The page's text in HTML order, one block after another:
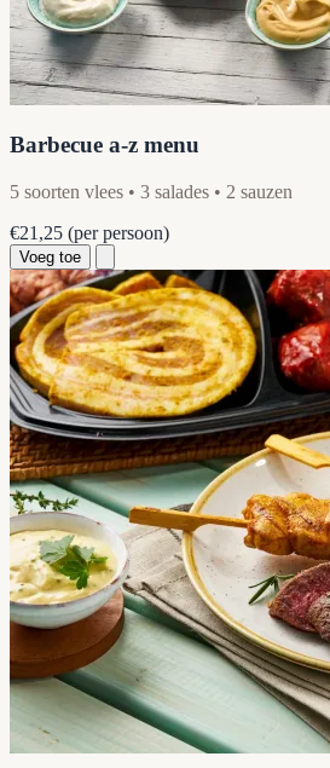
Barbecue a-z menu
5 soorten vlees • 3 salades • 2 sauzen
€21,25 (per persoon)
Voeg toe